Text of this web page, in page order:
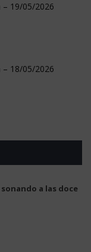
19/05/2026
18/05/2026
a las doce